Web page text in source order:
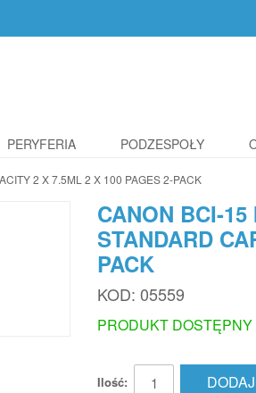
PERYFERIA PODZESPOŁY
2 X 7.5ML 2 X 100 PAGES 2-PACK
CANON BCI-
STANDARD
PACK
KOD: 05559
PRODUKT DOSTĘPNY
Ilość: